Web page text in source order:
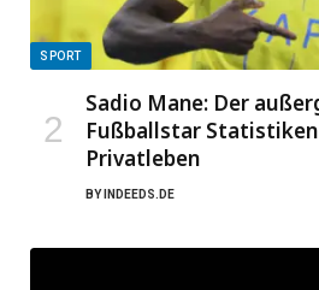
SPORT
Sadio Mane: Der
Fußballstar
Privatleben
BY INDEEDS.DE